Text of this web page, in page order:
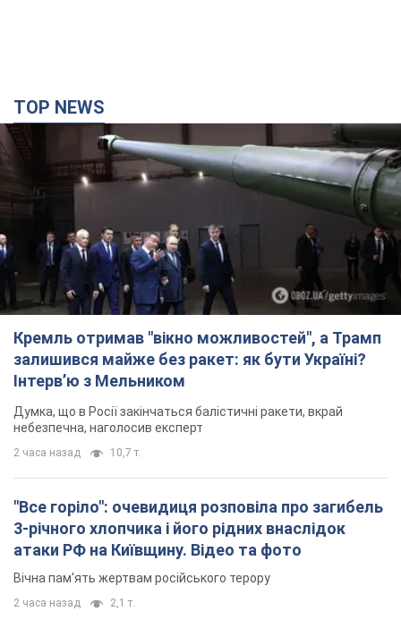
TOP NEWS
Кремль отримав "вікно можливостей", а Трамп
залишився майже без ракет: як бути Україні?
Інтерв’ю з Мельником
Думка, що в Росії закінчаться балістичні ракети, вкрай
небезпечна, наголосив експерт
2 часа назад 10,7 т.
"Все горіло": очевидиця розповіла про загибель
3-річного хлопчика і його рідних внаслідок
атаки РФ на Київщину. Відео та фото
Вічна пам'ять жертвам російського терору
2 часа назад 2,1 т.